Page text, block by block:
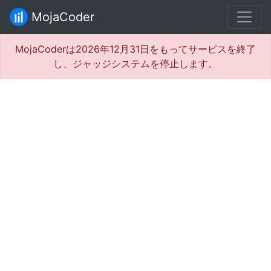
MojaCoder
MojaCoderは2026年12月31日をもってサービスを終了
し、ジャッジシステムを停止します。